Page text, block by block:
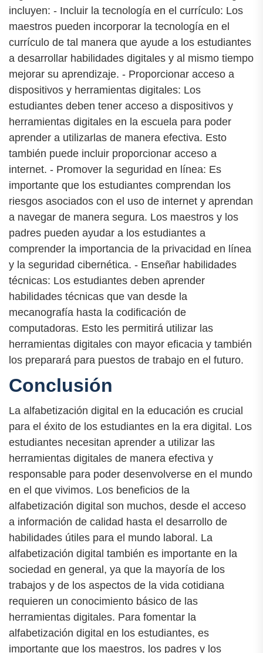
incluyen: - Incluir la tecnología en el currículo: Los
maestros pueden incorporar la tecnología en el
currículo de tal manera que ayude a los estudiantes
a desarrollar habilidades digitales y al mismo tiempo
mejorar su aprendizaje. - Proporcionar acceso a
dispositivos y herramientas digitales: Los
estudiantes deben tener acceso a dispositivos y
herramientas digitales en la escuela para poder
aprender a utilizarlas de manera efectiva. Esto
también puede incluir proporcionar acceso a
internet. - Promover la seguridad en línea: Es
importante que los estudiantes comprendan los
riesgos asociados con el uso de internet y aprendan
a navegar de manera segura. Los maestros y los
padres pueden ayudar a los estudiantes a
comprender la importancia de la privacidad en línea
y la seguridad cibernética. - Enseñar habilidades
técnicas: Los estudiantes deben aprender
habilidades técnicas que van desde la
mecanografía hasta la codificación de
computadoras. Esto les permitirá utilizar las
herramientas digitales con mayor eficacia y también
los preparará para puestos de trabajo en el futuro.
Conclusión
La alfabetización digital en la educación es crucial
para el éxito de los estudiantes en la era digital. Los
estudiantes necesitan aprender a utilizar las
herramientas digitales de manera efectiva y
responsable para poder desenvolverse en el mundo
en el que vivimos. Los beneficios de la
alfabetización digital son muchos, desde el acceso
a información de calidad hasta el desarrollo de
habilidades útiles para el mundo laboral. La
alfabetización digital también es importante en la
sociedad en general, ya que la mayoría de los
trabajos y de los aspectos de la vida cotidiana
requieren un conocimiento básico de las
herramientas digitales. Para fomentar la
alfabetización digital en los estudiantes, es
importante que los maestros, los padres y los